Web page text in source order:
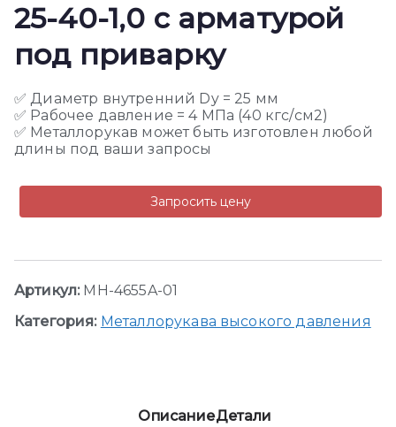
25-40-1,0 с арматурой
под приварку
✅ Диаметр внутренний Dy = 25 мм
✅ Рабочее давление = 4 МПа (40 кгс/см2)
✅ Металлорукав может быть изготовлен любой
длины под ваши запросы
Запросить цену
Артикул: MH-4655A-01
Категория: Металлорукава высокого давления
ОписаниеДетали